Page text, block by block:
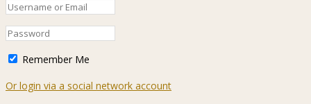
Remember Me
Or login via a social network account